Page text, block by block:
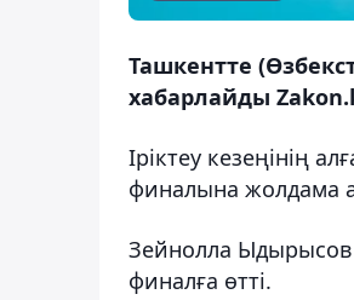
Ташкентте
хабарлайды
Іріктеу кезеңінің
финалына жолдама
Зейнолла Ыдырысов
финалға өтті.